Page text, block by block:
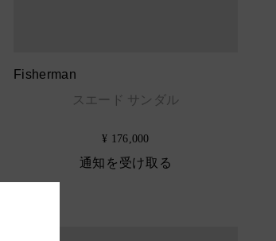
Fisherman
スエード サンダル
¥ 176,000
通知を受け取る